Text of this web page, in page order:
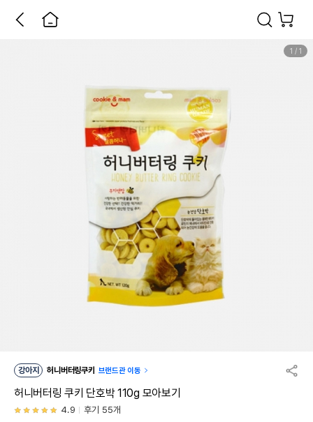
1 / 1
강아지 허니버터링쿠키 브랜드관 이동
허니버터링 쿠키 단호박 110g 모아보기
4.9 후기 55개